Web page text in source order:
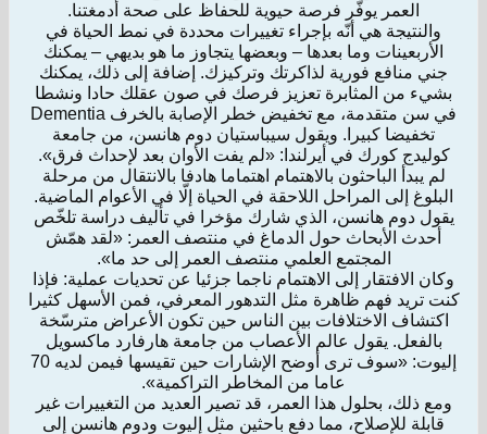
العمر يوفّر فرصة حيوية للحفاظ على صحة أدمغتنا.
والنتيجة هي أنّه بإجراء تغييرات محددة في نمط الحياة في
الأربعينات وما بعدها – وبعضها يتجاوز ما هو بديهي – يمكنك
جني منافع فورية لذاكرتك وتركيزك. إضافة إلى ذلك، يمكنك
بشيء من المثابرة تعزيز فرصك في صون عقلك حادا ونشطا
في سن متقدمة، مع تخفيض خطر الإصابة بالخرف Dementia
تخفيضا كبيرا. ويقول سيباستيان دوم هانسن، من جامعة
كوليدج كورك في أيرلندا: «لم يفت الأوان بعد لإحداث فرق».
لم يبدأ الباحثون بالاهتمام اهتماما هادفا بالانتقال من مرحلة
البلوغ إلى المراحل اللاحقة في الحياة إلّا في الأعوام الماضية.
يقول دوم هانسن، الذي شارك مؤخرا في تأليف دراسة تلخّص
أحدث الأبحاث حول الدماغ في منتصف العمر: «لقد همّش
المجتمع العلمي منتصف العمر إلى حد ما».
وكان الافتقار إلى الاهتمام ناجما جزئيا عن تحديات عملية: فإذا
كنت تريد فهم ظاهرة مثل التدهور المعرفي، فمن الأسهل كثيرا
اكتشاف الاختلافات بين الناس حين تكون الأعراض مترسّخة
بالفعل. يقول عالم الأعصاب من جامعة هارفارد ماكسويل
إليوت: «سوف ترى أوضح الإشارات حين تقيسها فيمن لديه 70
عاما من المخاطر التراكمية».
ومع ذلك، بحلول هذا العمر، قد تصير العديد من التغييرات غير
قابلة للإصلاح، مما دفع باحثين مثل إليوت ودوم هانسن إلى